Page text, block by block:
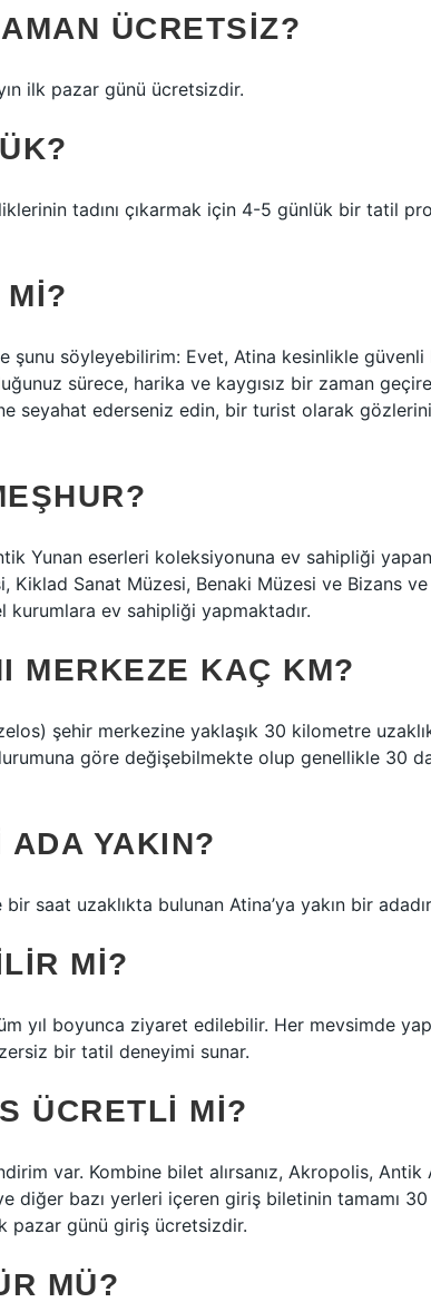
ÜCRETSIZ?
ilk pazar günü ücretsizdir.
tadını çıkarmak için 4-5 günlük bir tatil
şunu söyleyebilirim: Evet, Atina kesinlikle güvenli
sürece, harika ve kaygısız bir zaman
seyahat ederseniz edin, bir turist olarak
Yunan eserleri koleksiyonuna ev sahipliği
Kiklad Sanat Müzesi, Benaki Müzesi ve Bizans
ev sahipliği yapmaktadır.
MERKEZE KAÇ KM?
şehir merkezine yaklaşık 30 kilometre
göre değişebilmekte olup genellikle 30
ADA YAKIN?
saat uzaklıkta bulunan Atina’ya yakın bir
MI?
yıl boyunca ziyaret edilebilir. Her mevsimde
bir tatil deneyimi sunar.
ÜCRETLI MI?
var. Kombine bilet alırsanız, Akropolis, Antik
diğer bazı yerleri içeren giriş biletinin tamamı
pazar günü giriş ücretsizdir.
MÜ?